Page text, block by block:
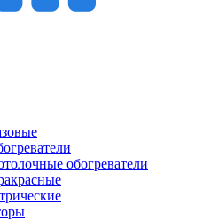
обогреватели